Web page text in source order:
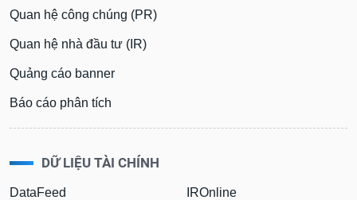
Quan hệ công chúng (PR)
Quan hệ nhà đầu tư (IR)
Quảng cáo banner
Báo cáo phân tích
DỮ LIỆU TÀI CHÍNH
DataFeed
IROnline
tích
(-)
Thuật
ngữ
(-)
(-)